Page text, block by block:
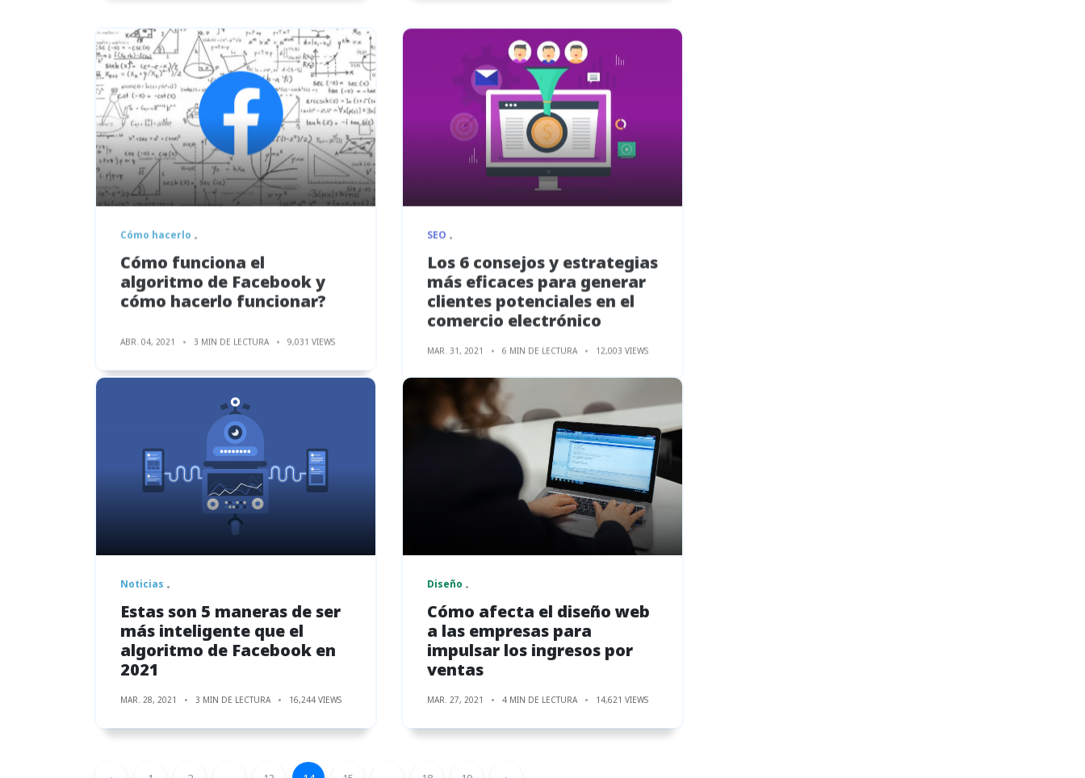
Cómo hacerlo
Cómo funciona el
algoritmo de Facebook y
cómo hacerlo funcionar?
ABR. 04, 2021 3 MIN DE LECTURA 9,031 VIEWS
Los 6 consejos y estrategias
más eficaces para generar
clientes potenciales en el
comercio electrónico
6 MIN DE LECTURA
Noticias
Estas son 5 maneras de ser
más inteligente que el
algoritmo de Facebook en
2021
MAR. 28, 2021 3 MIN DE LECTURA 16,244 VIEWS
Diseño
Cómo afecta el diseño web
a las empresas para
impulsar los ingresos por
ventas
MAR. 27, 2021 4 MIN DE LECTURA 14,621 VIEWS